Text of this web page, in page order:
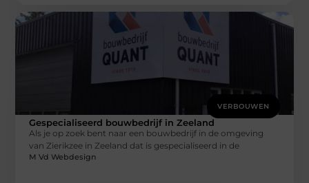
VERBOUWEN
Gespecialiseerd bouwbedrijf in Zeeland
Als je op zoek bent naar een bouwbedrijf in de omgeving
van Zierikzee in Zeeland dat is gespecialiseerd in de
M Vd Webdesign